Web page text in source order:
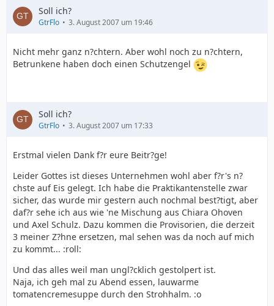
Soll ich?
GtrFlo 3. August 2007 um 19:46
Nicht mehr ganz n?chtern. Aber wohl noch zu n?chtern,
Betrunkene haben doch einen Schutzengel
Soll ich?
GtrFlo 3. August 2007 um 17:33
Erstmal vielen Dank f?r eure Beitr?ge!
Leider Gottes ist dieses Unternehmen wohl aber f?r's n?
chste auf Eis gelegt. Ich habe die Praktikantenstelle zwar
sicher, das wurde mir gestern auch nochmal best?tigt, aber
daf?r sehe ich aus wie 'ne Mischung aus Chiara Ohoven
und Axel Schulz. Dazu kommen die Provisorien, die derzeit
3 meiner Z?hne ersetzen, mal sehen was da noch auf mich
zu kommt... :roll:
Und das alles weil man ungl?cklich gestolpert ist.
Naja, ich geh mal zu Abend essen, lauwarme
tomatencremesuppe durch den Strohhalm. :o